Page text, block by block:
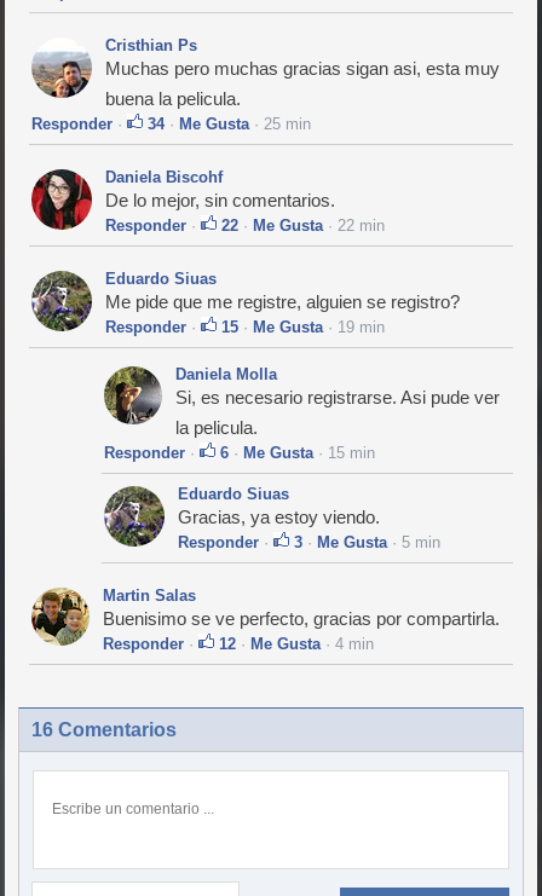
Cristhian Ps
Muchas pero muchas gracias sigan asi, esta muy
buena la pelicula.
Responder · 34· Me Gusta· 25 min
Daniela Biscohf
De lo mejor, sin comentarios.
Responder · 22 · Me Gusta· 22 min
Eduardo Siuas
Me pide que me registre, alguien se registro?
Responder · 15 · Me Gusta· 19 min
Daniela Molla
Si, es necesario registrarse. Asi pude ver
la pelicula.
Responder · 6 · Me Gusta· 15 min
Eduardo Siuas
Gracias, ya estoy viendo.
Responder · 3 · Me Gusta· 5 min
Martin Salas
Buenisimo se ve perfecto, gracias por compartirla.
Responder · 12 · Me Gusta· 4 min
16 Comentarios